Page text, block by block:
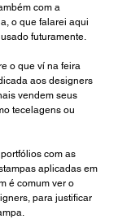
com a
o que falarei aqui
futuramente.
o que ví na feira
aos designers
vendem seus
tecelagens ou
com as
aplicadas em
é comum ver o
para justificar